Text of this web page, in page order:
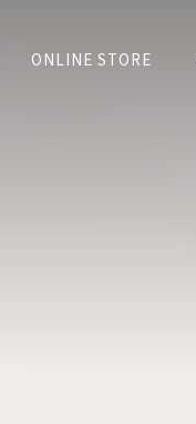
ONLINE STORE